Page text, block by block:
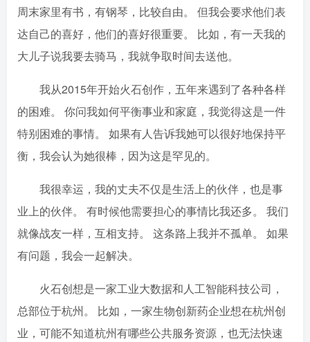
周末家里有书，有钢琴，比较自由。 但我会要求他们表
达自己的喜好，他们的喜好很重要。 比如，有一天我的
大儿子说我要去骑马，我就争取时间去送他。
我从2015年开始火石创作，五年来遇到了各种各样
的困难。 你问我如何平衡事业和家庭，我觉得这是一件
特别困难的事情。 如果有人告诉我她可以很好地保持平
衡，我会认为她很棒，因为这是罕见的。
我很幸运，我的丈夫不仅是生活上的伙伴，也是事
业上的伙伴。 有时候他需要担心的事情比我还多。 我们
就像战友一样，互相支持。 这条路上我并不孤单。 如果
有问题，我会一起解决。
火石创想是一家工业大数据和人工智能科技公司，
总部位于杭州。 比如，一家生物创新药企业想在杭州创
业，可能不知道杭州有哪些公共服务资源，也无法快速